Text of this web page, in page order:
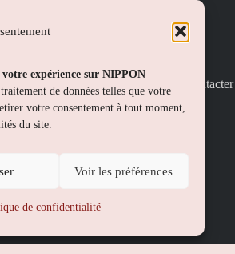
expérience sur NIPPON
de données telles que votre
votre consentement à tout moment,
du site.
Voir les préférences
de confidentialité
À propos
Nous contacter